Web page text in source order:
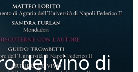
del vino di